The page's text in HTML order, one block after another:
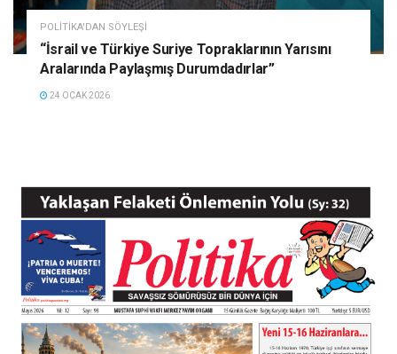
POLITIKA'DAN SÖYLEŞI
“İsrail ve Türkiye Suriye Topraklarının Yarısını
Aralarında Paylaşmış Durumdadırlar”
24 OCAK 2026